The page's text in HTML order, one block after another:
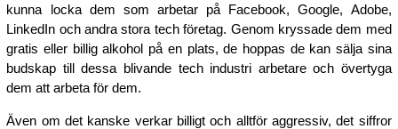
kunna locka dem som arbetar på Facebook, Google, Adobe,
LinkedIn och andra stora tech företag. Genom kryssade dem med
gratis eller billig alkohol på en plats, de hoppas de kan sälja sina
budskap till dessa blivande tech industri arbetare och övertyga
dem att arbeta för dem.
Även om det kanske verkar billigt och alltför aggressiv, det siffror